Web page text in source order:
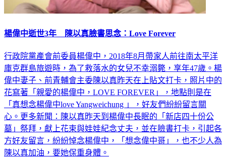
楊偉中逝世3年 陳以真臉書思念：Love Forever
行政院黨產會前委員楊偉中，2018年8月帶家人前往南太平洋
庫克群島旅遊時，為了救落水的女兒不幸溺斃，享年47歲。楊
偉中妻子、前青輔會主委陳以真昨天在上貼文打卡，照片中的
花寫著「親愛的楊偉中，LOVE FOREVER」，地點則是在
「真想念楊偉中love Yangweichung 」，好友們紛紛留言關
心。更多新聞：陳以真昨天到楊偉中長眠的「新店四十份公
墓」祭拜，獻上花束與娃娃紀念丈夫，並在臉書打卡，引起各
方好友留言，紛紛悼念楊偉中，「想念偉中哥」，也不少人為
陳以真加油，要她保重身體。